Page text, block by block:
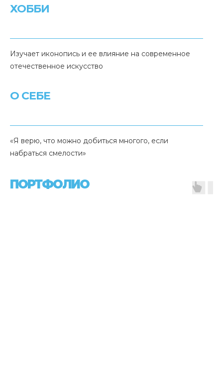
ХОББИ
Изучает иконопись и ее влияние на современное
отечественное искусство
О СЕБЕ
«Я верю, что можно добиться многого, если
набраться смелости»
ПОРТФОЛИО